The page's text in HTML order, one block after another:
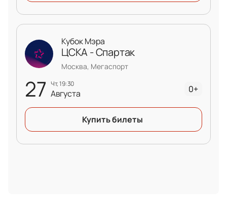
27 чт, 19:30
Августа
Кубок Мэра
ЦСКА - Спартак
Москва, Мегаспорт
0+
Купить билеты